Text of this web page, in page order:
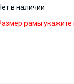
в наличии
рамы укажите